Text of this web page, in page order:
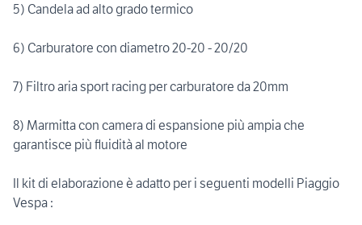
5) Candela ad alto grado termico
6) Carburatore con diametro 20-20 - 20/20
7) Filtro aria sport racing per carburatore da 20mm
8) Marmitta con camera di espansione più ampia che
garantisce più fluidità al motore
Il kit di elaborazione è adatto per i seguenti modelli Piaggio
Vespa :